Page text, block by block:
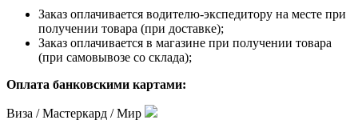
Заказ оплачивается водителю-экспедитору на месте при
получении товара (при доставке);
Заказ оплачивается в магазине при получении товара
(при самовывозе со склада);
Оплата банковскими картами:
Виза / Мастеркард / Мир